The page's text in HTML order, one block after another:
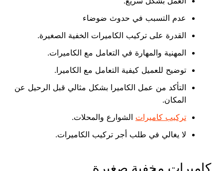
عدم التسبب في حدوث ضوضاء
القدرة على تركيب الكاميرات الخفية الصغيرة.
المهنية والمهارة في التعامل مع الكاميرات.
توضيح للعميل كيفية التعامل مع الكاميرا.
التأكد من عمل الكاميرا بشكل مثالي قبل الرحيل عن
المكان.
تركيب كاميرات الشوارع والمحلات.
لا يغالي في طلب أجر تركيب الكاميرات.